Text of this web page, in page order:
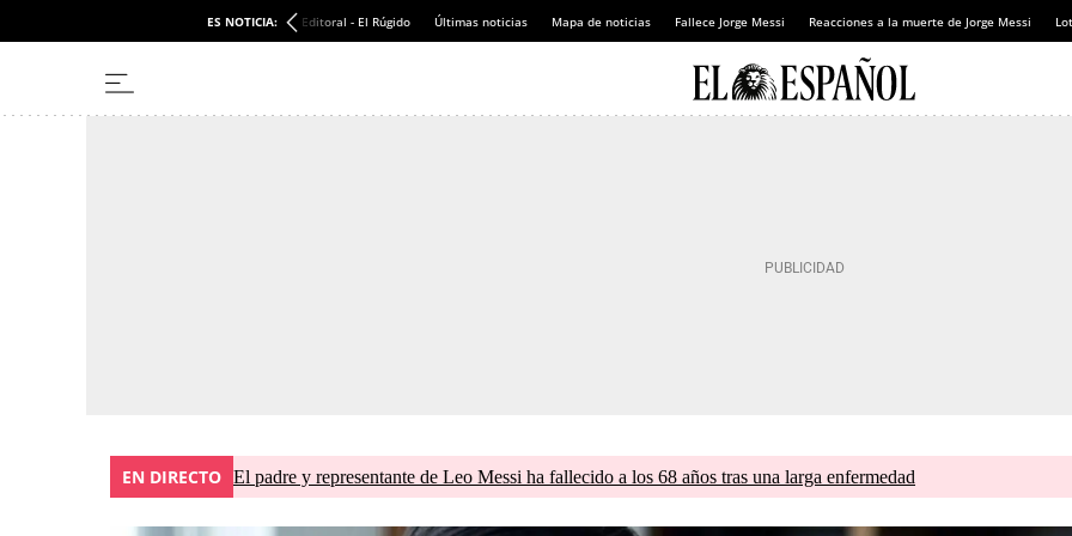
ES NOTICIA: Editoral - El Rúgido Últimas noticias Mapa de noticias Fallece Jorge Messi Reacciones a la muerte de Jorge Messi
EN DIRECTO El padre y representante de Leo Messi ha fallecido a los 68 años tras una larga enfermedad